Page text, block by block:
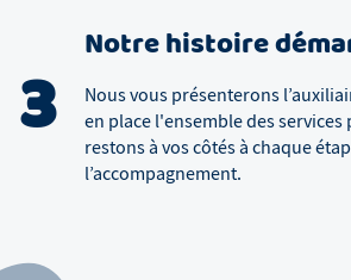
3
Notre histoire
Nous vous présenterons
en place l'ensemble des
restons à vos côtés à chaque
l’accompagnement.